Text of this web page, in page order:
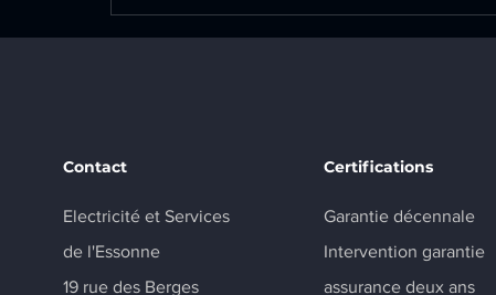
Contact
Electricité et Services
de l'Essonne
19 rue des Berges
Certifications
Garantie décennale
Intervention garantie
assurance deux ans